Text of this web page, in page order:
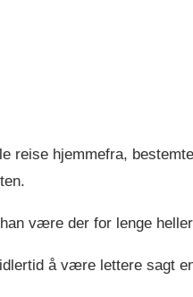
reise hjemmefra,
være der for lenge
å være lettere sagt